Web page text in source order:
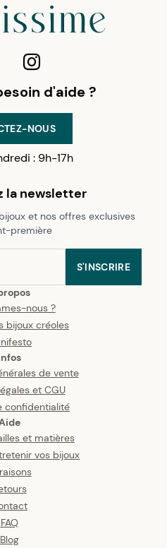
nous ?
bijoux créoles
de vente
et CGU
confidentialité
et matières
vos bijoux
FAQ
Blog
d'aide ?
NOUS
: 9h-17h
la newsletter
et nos offres exclusives
première
S'INSCRIRE